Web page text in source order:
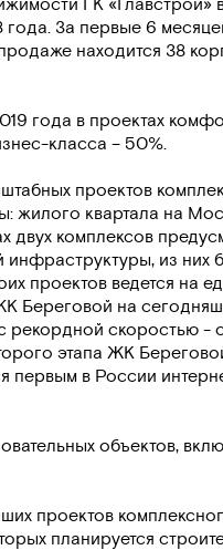
За первые 6
находится 38
года в проектах
класса – 50%.
проектов
жилого квартала на
двух комплексов
инфраструктуры, из
проектов ведется на
Береговой на
рекордной скоростью -
этапа ЖК
первым в России
объектов,
проектов
планируется